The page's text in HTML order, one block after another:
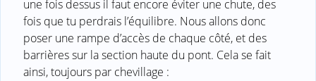
une fois dessus il faut encore éviter une chute, des
fois que tu perdrais l’équilibre. Nous allons donc
poser une rampe d’accès de chaque côté, et des
barrières sur la section haute du pont. Cela se fait
ainsi, toujours par chevillage :